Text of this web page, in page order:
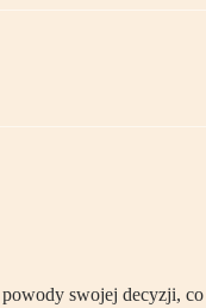
swojej decyzji,